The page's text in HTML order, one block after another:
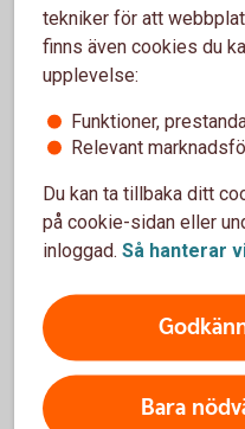
Eng. Summary of
in Swedbank’s
Information om
finansiella
Eng. Information
Information om
Eng. Information on
Sparbanker
Allmänna villkor för
instrument (pdf)
General terms and
tekniker för att
finns även cookies du
upplevelse:
Funktioner,
Relevant
Du kan ta tillbaka ditt
på cookie-sidan eller
inloggad. Så hanterar
Bara